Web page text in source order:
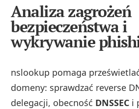
Analiza zagrożeń
bezpieczeństwa i
wykrywanie
nslookup pomaga
domeny: sprawdzać reverse
delegacji, obecność DNSSEC i